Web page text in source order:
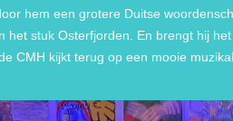
hem een grotere Duitse
het stuk Osterfjorden. En brengt hij
CMH kijkt terug op een mooie